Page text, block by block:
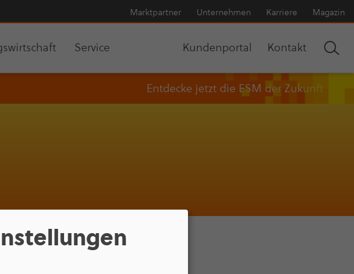
Markt­part­ner Unter­neh­men Karriere Magazin
Service Kun­den­por­tal Kontakt
Entdecke jetzt die ESM der Zukunft